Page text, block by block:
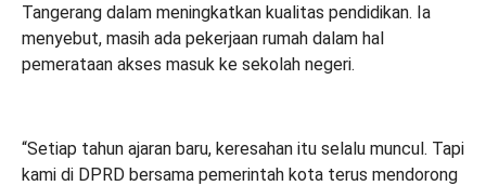
Tangerang dalam meningkatkan kualitas pendidikan. Ia
menyebut, masih ada pekerjaan rumah dalam hal
pemerataan akses masuk ke sekolah negeri.
“Setiap tahun ajaran baru, keresahan itu selalu muncul. Tapi
kami di DPRD bersama pemerintah kota terus mendorong